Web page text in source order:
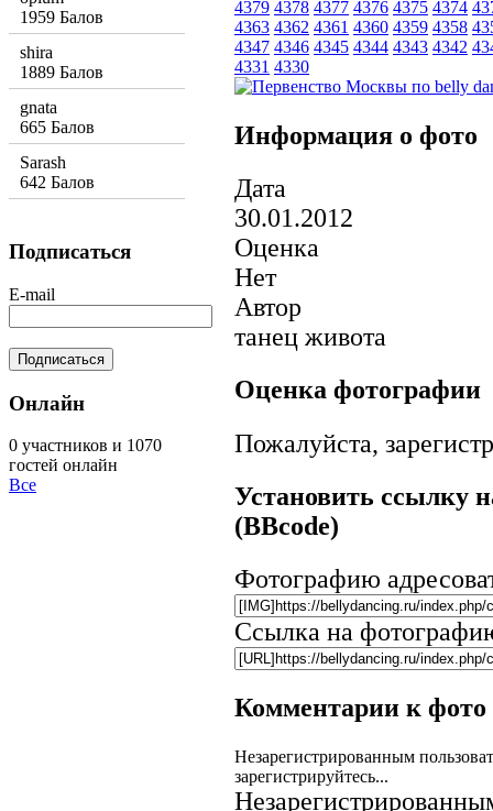
4379 4378 4377 4376 4375 4374
4363 4362 4361 4360 4359 4358
4347 4346 4345 4344 4343 4342
4331 4330
Информация о фото
Дата
30.01.2012
Оценка
Нет
Автор
танец живота
Оценка фотографии
Пожалуйста,
Установить ссылку
(BBcode)
Фотографию
Ссылка на
Комментарии к фото
Незарегистрированным
зарегистрируйтесь...
1959 Балов
shira
1889 Балов
gnata
665 Балов
Sarash
642 Балов
Подписаться
E-mail
Онлайн
0 участников и 1070
гостей онлайн
Все